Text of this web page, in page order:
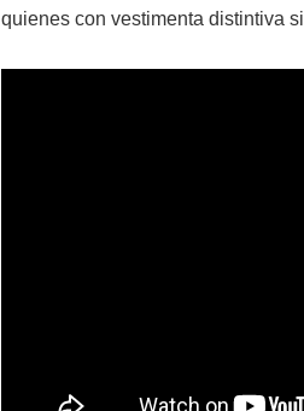
quienes con vestimenta distintiva